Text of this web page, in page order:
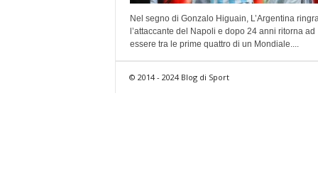
Nel segno di Gonzalo Higuain, L’Argentina
l’attaccante del Napoli e dopo 24 anni ritorna ad
essere tra le prime quattro di un Mondiale....
© 2014 - 2024 Blog di Sport